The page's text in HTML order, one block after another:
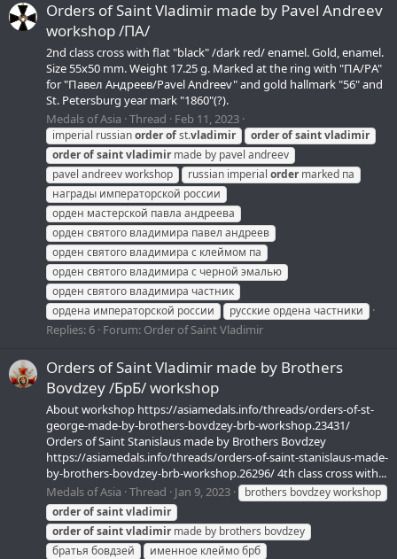
Orders of Saint Vladimir made by Pavel Andreev
workshop /ПA/
2nd class cross with flat "black" /dark red/ enamel. Gold, enamel.
Size 55х50 mm. Weight 17.25 g. Marked at the ring with "ПА/PА"
for "Павел Андреев/Pavel Andreev" and gold hallmark "56" and
St. Petersburg year mark "1860"(?).
Medals of Asia Thread Feb 11, 2023
imperial russianorderofst.vladimir orderofsaintvladimir
orderofsaintvladimirmade by pavel andreev
pavel andreev workshop
russian imperial ordermarked па
награды императорской россии
орден мастерской павла андреева
орден святого владимира павел андреев
орден святого владимира с клеймом па
орден святого владимира с черной эмалью
орден святого владимира частник
ордена императорской россии
русские ордена частники
Replies: 6 Forum: Order of Saint Vladimir
Orders of Saint Vladimir made by Brothers
Bovdzey /БрБ/ workshop
About workshop https://asiamedals.info/threads/orders-of-st-
george-made-by-brothers-bovdzey-brb-workshop.23431/
Orders of Saint Stanislaus made by Brothers Bovdzey
https://asiamedals.info/threads/orders-of-saint-stanislaus-made-
by-brothers-bovdzey-brb-workshop.26296/ 4th class cross with...
Medals of Asia Thread Jan 9, 2023
brothers bovdzey workshop
orderofsaintvladimir
orderofsaintvladimirmade by brothers bovdzey
братья бовдзей
именное клеймо брб